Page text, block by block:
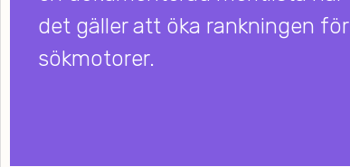
det gäller att öka rankningen för
sökmotorer.